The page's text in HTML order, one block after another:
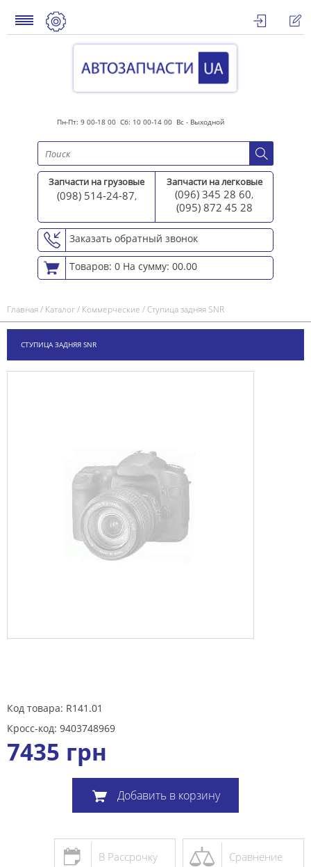
Пн-Пт: 9 00-18 00 Сб: 10 00-14 00 Вс - Выходной
Запчасти на грузовые
(098) 514-24-87,
Запчасти на легковые
(096) 345 28 60,
(095) 872 45 28
Заказать обратный звонок
Товаров: 0 На сумму: 00.00
Главная/ Каталог/ Коммерческие /Ступица задняя SNR
СТУПИЦА ЗАДНЯЯ SNR
Код товара: R141.01
Кросс-код: 9403748969
7435 грн
Добавить в корзину
Сравнение
В Рассрочку